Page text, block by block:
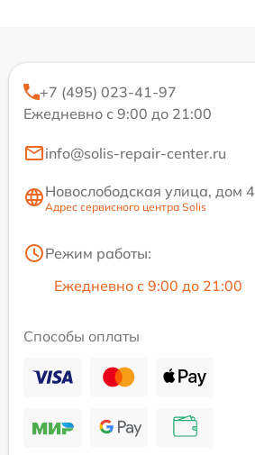
+7 (495) 023-41-97
Ежедневно с 9:00 до 21:00
info@solis-repair-center.ru
Новослободская улица, дом 4
Адрес сервисного центра Solis
Режим работы:
Ежедневно с 9:00 до 21:00
Способы оплаты